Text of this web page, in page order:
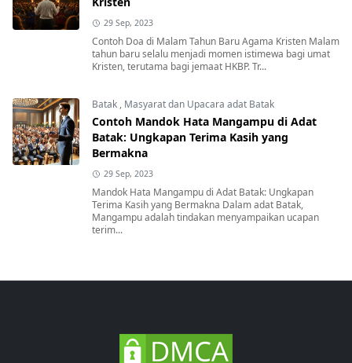
29 Sep, 2023
Contoh Doa di Malam Tahun Baru Agama Kristen Malam
tahun baru selalu menjadi momen istimewa bagi umat
Kristen, terutama bagi jemaat HKBP. Tr...
Batak , Masyarat dan Upacara adat Batak
Contoh Mandok Hata Mangampu di Adat
Batak: Ungkapan Terima Kasih yang
Bermakna
29 Sep, 2023
Mandok Hata Mangampu di Adat Batak: Ungkapan
Terima Kasih yang Bermakna Dalam adat Batak,
Mangampu adalah tindakan menyampaikan ucapan
terim...